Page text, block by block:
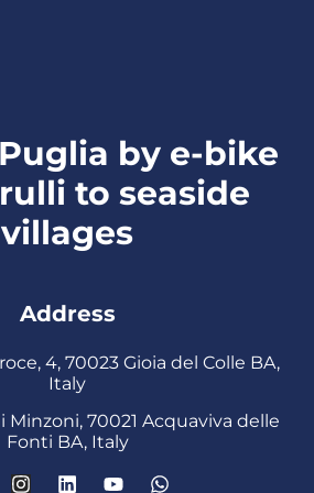
by e-bike
to seaside
villages
Address
4, 70023 Gioia del Colle BA,
Italy
Minzoni, 70021 Acquaviva delle
Fonti BA, Italy